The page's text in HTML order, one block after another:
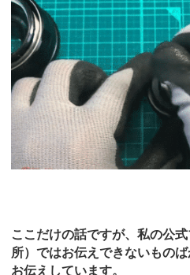
ここだけの話ですが、私の公
所）ではお伝えできないもの
お伝えしています。